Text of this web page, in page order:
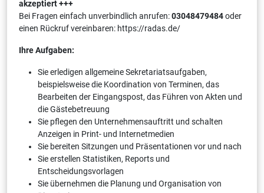
akzeptiert +++
Bei Fragen einfach unverbindlich anrufen:03048479484oder
einen Rückruf vereinbaren: https://radas.de/
Ihre Aufgaben:
Sie erledigen allgemeine Sekretariatsaufgaben,
beispielsweise die Koordination von Terminen, das
Bearbeiten der Eingangspost, das Führen von Akten und
die Gästebetreuung
Sie pflegen den Unternehmensauftritt und schalten
Anzeigen in Print- und Internetmedien
Sie bereiten Sitzungen und Präsentationen vor und nach
Sie erstellen Statistiken, Reports und
Entscheidungsvorlagen
Sie übernehmen die Planung und Organisation von